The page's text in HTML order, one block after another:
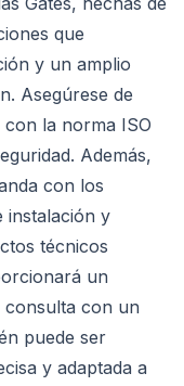
que
y un amplio
Asegúrese de
la norma ISO
Además,
con los
instalación y
técnicos
un
consulta con un
puede ser
y adaptada a